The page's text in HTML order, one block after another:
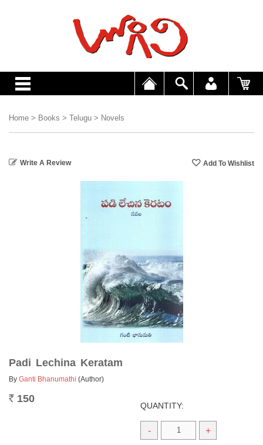
Home > Books > Telugu > Novels
Write A Review
Padi Lechina Keratam
By Ganti Bhanumathi (Author)
Rs. 150
QUANTITY:
- +